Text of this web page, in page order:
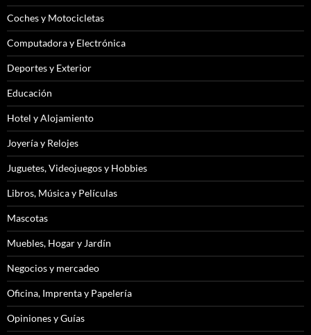
Coches y Motocicletas
Computadora y Electrónica
Deportes y Exterior
Educación
Hotel y Alojamiento
Joyería y Relojes
Juguetes, Videojuegos y Hobbies
Libros, Música y Películas
Mascotas
Muebles, Hogar y Jardín
Negocios y mercadeo
Oficina, Imprenta y Papelería
Opiniones y Guías